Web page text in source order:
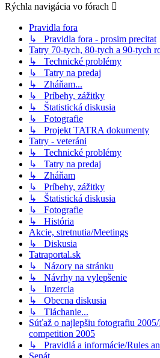
Rýchla navigácia vo fórach
Pravidla fora
↳ Pravidla fora - prosim precitat
Tatry 70-tych, 80-tych a 90-tych
↳ Technické problémy
↳ Tatry na predaj
↳ Zháňam...
↳ Príbehy, zážitky
↳ Štatistická diskusia
↳ Fotografie
↳ Projekt TATRA dokumenty
Tatry - veteráni
↳ Technické problémy
↳ Tatry na predaj
↳ Zháňam
↳ Príbehy, zážitky
↳ Štatistická diskusia
↳ Fotografie
↳ História
Akcie, stretnutia/Meetings
↳ Diskusia
Tatraportal.sk
↳ Názory na stránku
↳ Návrhy na vylepšenie
↳ Inzercia
↳ Obecna diskusia
↳ Tláchanie...
Súťaž o najlepšiu fotografiu
competition 2005
↳ Pravidlá a informácie/Rules